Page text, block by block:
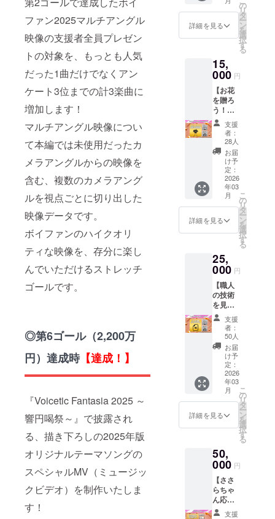
ファン2025マルチアングル
映像の支援者全員プレゼン
トの対象を、もっとも人気
だった1曲だけでなくアン
ケート3位までの計3楽曲に
増加します！
マルチアングル映像につい
て本編では未使用だったカ
メラアングルからの映像を
含む、複数のカメラアング
ルを視点ごとに切り出した
映像データです。
ボイファンのハイクオリ
ティな映像を、存分に楽し
んでいただけるストレッチ
ゴールです。
◎第6ゴール（2,200万
円）達成時【達成！】
『Voicetic Fantasia 2025 ～
響円喝祭～』で披露され
る、描き下ろしの2025年版
オリジナルテーマソングの
スペシャルMV（ミュージッ
クビデオ）を制作いたしま
す！
れない
場合は
「掲載
ださ
い。入
力内容
をその
まま掲
載いた
します
ので、
お名前
以外は
入力し
ないよ
うお願
いいた
しま
す。同
名で複
た場合
でも、
掲載さ
れるお
名前は1
つのみ
となり
ます。
うお願
しま
す。同
数のご
支援い
ただい
た場合
でも、
掲載さ
れるお
名前は1
つのみ
となり
ます。
す。 ☆
ン内容
1.【後
Voicetic
Fantasi
a 2025
～響円
喝祭～
Blu-ray
ディス
ク＆
パッ
ケージ
2.【BD
内掲
載】ブ
ルーレ
イ内に
を掲載
3.【サ
載】公
式サイ
トへお
名前を
掲載 4.
【後日
メール
送付】
出演者
からの
お礼
メッ
セージ
☆備考
欄につ
いて
Blu-ray
内およ
びサイ
載を希
望する
お名前
を備考
欄に入
力して
くださ
イズ：
M～
XL,XXX
イファ
ン2025
スマホ
スタン
ド（ア
クリル
素材※予
定） 3.
【配
送】レ
プリカ
チケッ
ト 4.
【サイ
ト掲
式サイ
トへお
【後日
メール
送付】
出演者
からの
お礼
メッ
セージ
☆備考
欄につ
いて サ
イトへ
掲載を
希望す
るお名
考欄に
入力し
掲載を
希望さ
れない
場合は
「掲載
しな
い」と
スで
す。錆
多はが
イラス
トグッ
ズをぜ
ひお手
元に。
☆リ
ターン
内容 1.
【配
送】ボ
イファ
ン2025
描き下
ろしイ
ラスト
出演者
アクリ
（7名
分） 2.
【配
送】ボ
イファ
ン2025
描き下
ろしイ
ラスト
A2布タ
ペスト
リー 3.
【配
送】レ
プリカ
ト 4.
【サイ
式サイ
トへお
名前を
掲載 5.
【後日
メール
送付】
ン2025
のプレ
ミアム
グッズ
はこち
演者の
モチー
フピン
ズセッ
ト＆描
き下ろ
しイラ
ストの
アクリ
ルブ
ロック
＋レプ
リカチ
ケット
がリ
ターン
として
す。 ☆
リター
ン内容
1.【配
送】ボ
イファ
ン2025
出演者
モチー
フピン
ズセッ
ト（7名
分/専用
フレー
ム付属
予定）
2.【配
描き下
ろしイ
ラスト
アクリ
ルブ
ロック
（厚さ
詳細を見る
の
リ
タ
ー
ン
を
選
択
す
る
15,
000 円
【お花
を贈ろ
う！フ
ラワー
スタン
ドコー
ス】 ☆
プラン
概要 会
場にフ
ラワー
スタン
ドを
飾っ
て、出
演者の
をお祝
いでき
るプラ
ンで
す。お
祝い用
のフラ
ワース
タンド
でイ
メージ
される
一般的
なもの
から、
フォト
スポッ
ものま
で。支
援数が
増える
ほど、
フラ
ワース
支援
者：
28人
お届
け予
定：
2026
年03
月
詳細を見る
こ
の
リ
タ
ー
ン
を
選
択
す
る
25,
000 円
【職人
の技術
を見
よ。調
声デー
タコー
ス】 ☆
プラン
概要 ボ
イファ
ンのラ
イブで
使用す
る楽曲
の調声
データ
たプロ
ジェク
トファ
イルを
お送り
しま
す。調
支援
者：
50人
お届
け予
定：
2026
年03
月
詳細を見る
こ
の
リ
タ
ー
ン
を
選
択
す
る
50,
000 円
【ささ
らちゃ
ん応援
コー支援